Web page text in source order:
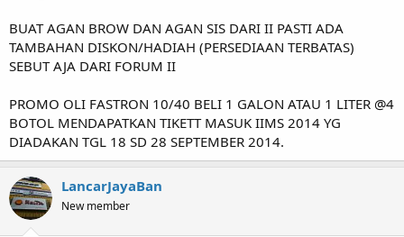
BUAT AGAN BROW DAN AGAN SIS DARI II PASTI ADA
TAMBAHAN DISKON/HADIAH (PERSEDIAAN TERBATAS)
SEBUT AJA DARI FORUM II
PROMO OLI FASTRON 10/40 BELI 1 GALON ATAU 1 LITER @4
BOTOL MENDAPATKAN TIKETT MASUK IIMS 2014 YG
DIADAKAN TGL 18 SD 28 SEPTEMBER 2014.
LancarJayaBan
New member